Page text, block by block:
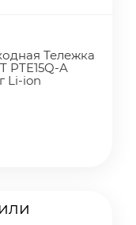
Тележка
PTE15Q-A
Li-ion